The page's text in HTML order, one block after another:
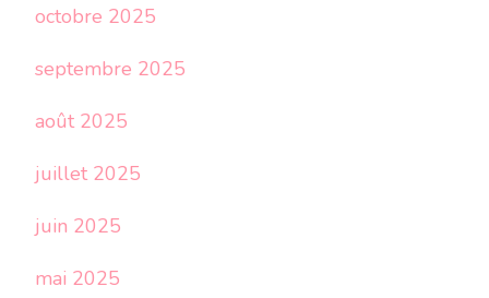
octobre 2025
septembre 2025
août 2025
juillet 2025
juin 2025
mai 2025